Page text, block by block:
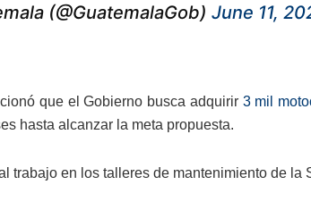
(@GuatemalaGob) June 11,
que el Gobierno busca adquirir 3 mil
hasta alcanzar la meta propuesta.
trabajo en los talleres de mantenimiento de